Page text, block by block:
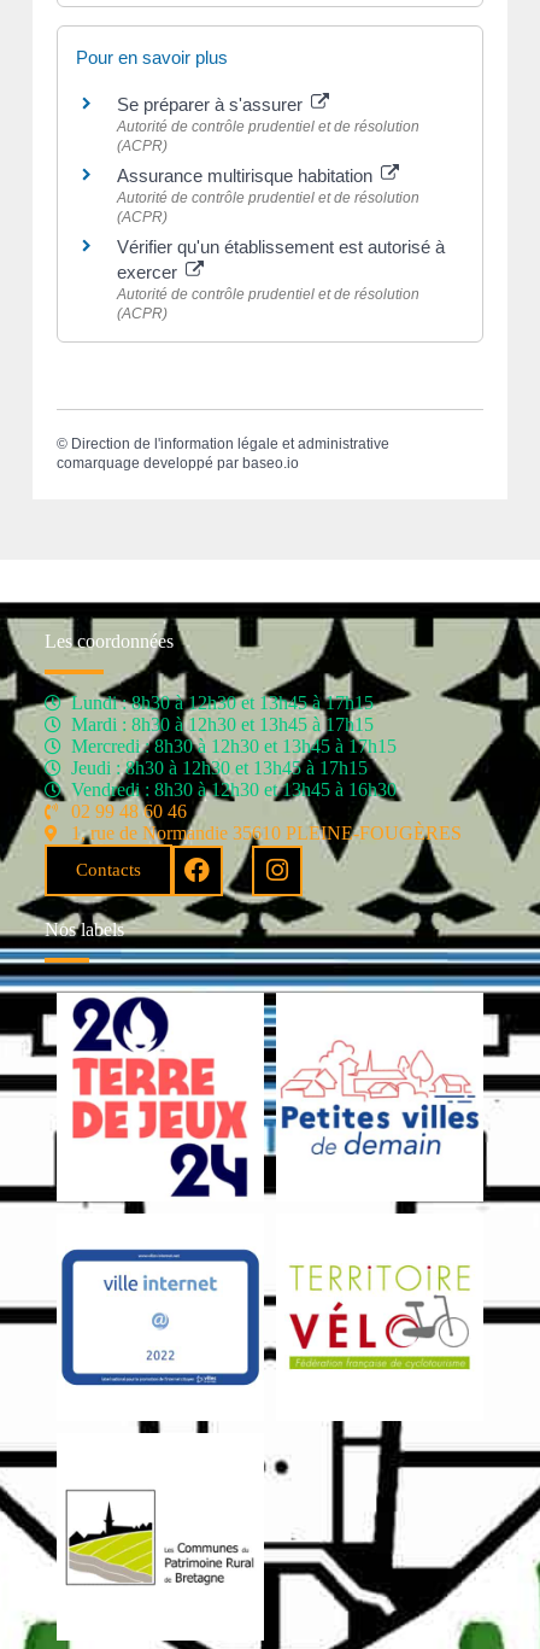
Pour en savoir plus
Se préparer à s'assurer
Autorité de contrôle prudentiel et de résolution
(ACPR)
Assurance multirisque habitation
Autorité de contrôle prudentiel et de résolution
(ACPR)
Vérifier qu'un établissement est autorisé à
exercer
Autorité de contrôle prudentiel et de résolution
(ACPR)
© Direction de l'information légale et administrative
comarquage developpé par baseo.io
Les coordonnées
Lundi : 8h30 à 12h30 et 13h45 à 17h15
Mardi : 8h30 à 12h30 et 13h45 à 17h15
Mercredi : 8h30 à 12h30 et 13h45 à 17h15
Jeudi : 8h30 à 12h30 et 13h45 à 17h15
Vendredi : 8h30 à 12h30 et 13h45 à 16h30
02 99 48 60 46
1, rue de Normandie 35610 PLEINE-FOUGÈRES
Contacts
Nos labels